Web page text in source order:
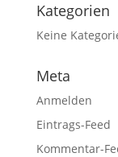
Kategorien
Keine
Meta
Anmelden
Eintrags-Feed
Kommentar-